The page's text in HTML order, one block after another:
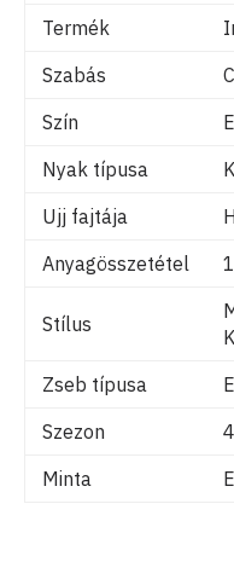
Termék
Szabás
Szín
Nyak típusa
Ujj fajtája
Anyagösszetétel
Stílus
Zseb típusa
Szezon
Minta